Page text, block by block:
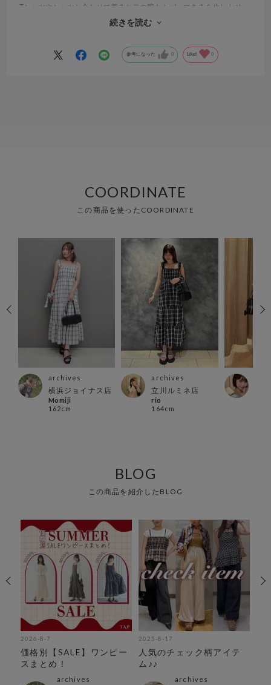
Tシャツやシャツと合わせて着ると二の腕もカバーできる＆少しカジュ
アルダウンできるので、大人の方にもオススメです。
続きを読む
参考になった 0 Like! 0
COORDINATE
この商品を使ったCOORDINATE
archives
横浜ジョイナス店
Momiji
162cm
archives
立川ルミネ店
rio
164cm
BLOG
この商品を紹介したBLOG
2026-8-7
価格別【SALE】ワンピー
スまとめ！
archives
2025-8-17
人気のチェック柄アイテ
ム♪♪
archives